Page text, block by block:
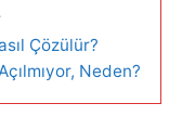
Çözülür?
Neden?